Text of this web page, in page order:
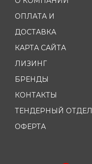
ОПЛАТА И
ДОСТАВКА
КАРТА САЙТА
ЛИЗИНГ
БРЕНДЫ
КОНТАКТЫ
ТЕНДЕРНЫЙ ОТДЕЛ
ОФЕРТА